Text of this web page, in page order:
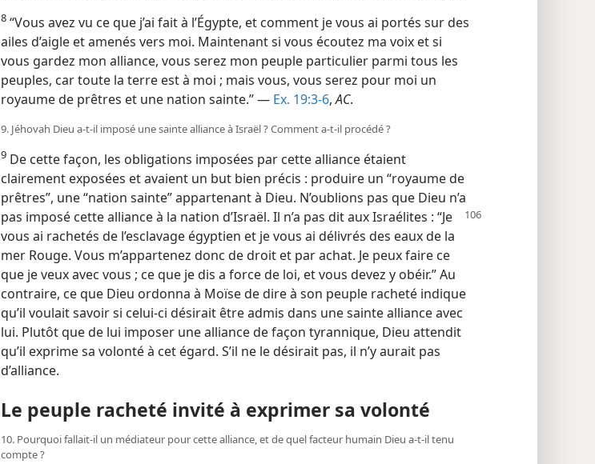
8 “Vous avez vu ce que j’ai fait à l’Égypte, et comment je vous ai portés sur des
ailes d’aigle et amenés vers moi. Maintenant si vous écoutez ma voix et si
vous gardez mon alliance, vous serez mon peuple particulier parmi tous les
peuples, car toute la terre est à moi ; mais vous, vous serez pour moi un
royaume de prêtres et une nation sainte.” — Ex. 19:3-6,AC.
9. Jéhovah Dieu a-​t-​il imposé une sainte alliance à Israël ? Comment a-​t-​il procédé ?
9 De cette façon, les obligations imposées par cette alliance étaient
clairement exposées et avaient un but bien précis : produire un “royaume de
prêtres”, une “nation sainte” appartenant à Dieu. N’oublions pas que Dieu n’a
pas imposé cette alliance à la nation d’Israël. Il n’a pas ditaux Israélites : “Je
vous ai rachetés de l’esclavage égyptien et je vous ai délivrés des eaux de la
mer Rouge. Vous m’appartenez donc de droit et par achat. Je peux faire ce
que je veux avec vous ; ce que je dis a force de loi, et vous devez y obéir.” Au
contraire, ce que Dieu ordonna à Moïse de dire à son peuple racheté indique
qu’il voulait savoir si celui-ci désirait être admis dans une sainte alliance avec
lui. Plutôt que de lui imposer une alliance de façon tyrannique, Dieu attendit
qu’il exprime sa volonté à cet égard. S’il ne le désirait pas, il n’y aurait pas
d’alliance.
Le peuple racheté invité à exprimer sa volonté
10. Pourquoi fallait-​il un médiateur pour cette alliance, et de quel facteur humain Dieu a-​t-​il tenu
compte ?